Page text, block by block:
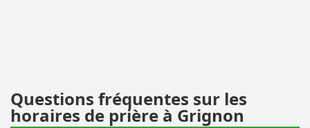
Questions fréquentes sur les
horaires de prière à Grignon